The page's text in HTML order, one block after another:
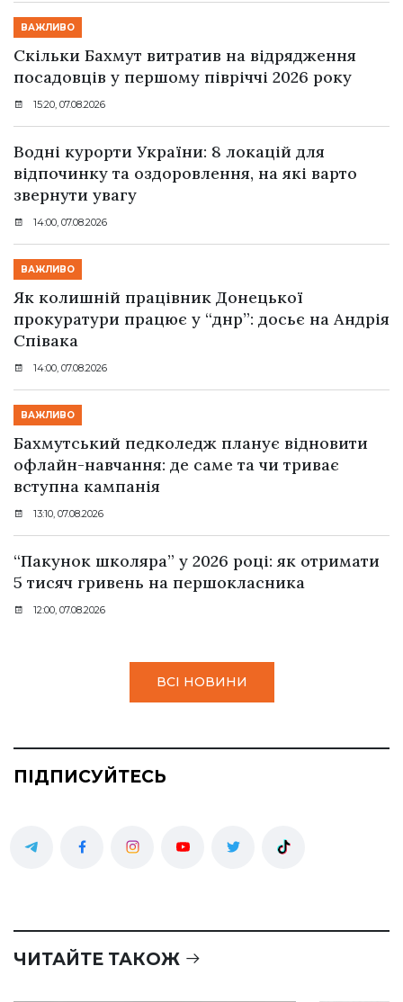
ВАЖЛИВО
Скільки Бахмут витратив на відрядження
посадовців у першому півріччі 2026 року
15:20, 07.08.2026
Водні курорти України: 8 локацій для
відпочинку та оздоровлення, на які варто
звернути увагу
14:00, 07.08.2026
ВАЖЛИВО
Як колишній працівник Донецької
прокуратури працює у “днр”: досьє на Андрія
Співака
14:00, 07.08.2026
ВАЖЛИВО
Бахмутський педколедж планує відновити
офлайн-навчання: де саме та чи триває
вступна кампанія
13:10, 07.08.2026
“Пакунок школяра” у 2026 році: як отримати
5 тисяч гривень на першокласника
12:00, 07.08.2026
ВСІ НОВИНИ
ПІДПИСУЙТЕСЬ
ЧИТАЙТЕ ТАКОЖ